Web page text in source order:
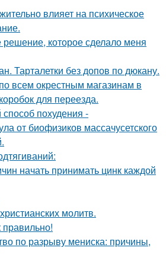
влияет на психическое
которое сделало меня
Тарталетки без допов по дюкану.
всем окрестным магазинам в
для переезда.
похудения -
от биофизиков массачусетского
начать принимать цинк каждой
молитв.
по разрыву мениска: причины,